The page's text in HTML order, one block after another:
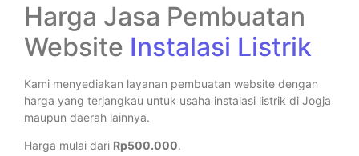
Harga Jasa Pembuatan
Website Instalasi Listrik
Kami menyediakan layanan pembuatan website dengan
harga yang terjangkau untuk usaha instalasi listrik di Jogja
maupun daerah lainnya.
Harga mulai dari Rp500.000.